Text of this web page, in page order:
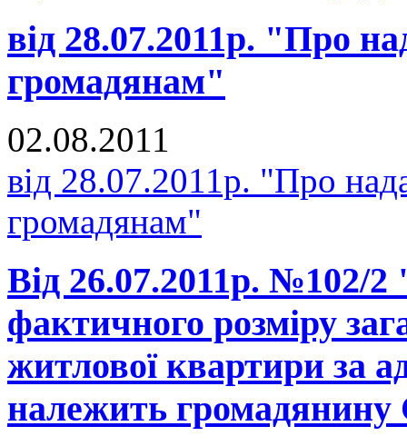
від 28.07.2011р. "Про
громадянам"
02.08.2011
від 28.07.2011р. "Про
громадянам"
Від 26.07.2011р. №102/
фактичного розміру
житлової квартири
належить громадянину